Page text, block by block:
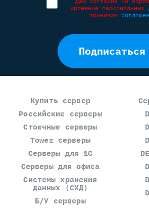
хранение персональных
принимаю
Подписаться
Купить сервер
Российские серверы
Стоечные серверы
Tower серверы
Серверы для 1С
Серверы для офиса
Системы хранения
данных (СХД)
Б/У серверы